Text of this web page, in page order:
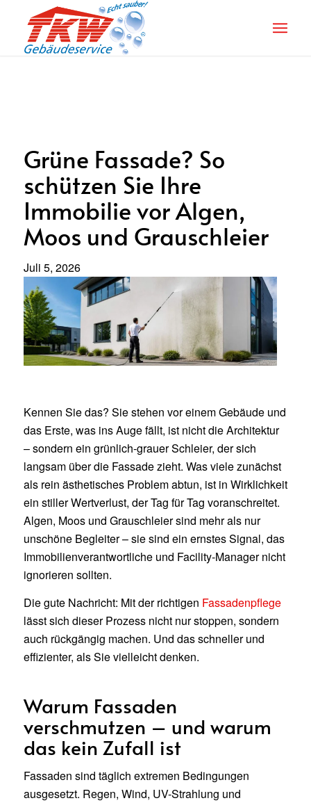
Grüne Fassade? So
schützen Sie Ihre
Immobilie vor Algen,
Moos und Grauschleier
Juli 5, 2026
Kennen Sie das? Sie stehen vor einem Gebäude und
das Erste, was ins Auge fällt, ist nicht die Architektur
– sondern ein grünlich-grauer Schleier, der sich
langsam über die Fassade zieht. Was viele zunächst
als rein ästhetisches Problem abtun, ist in Wirklichkeit
ein stiller Wertverlust, der Tag für Tag voranschreitet.
Algen, Moos und Grauschleier sind mehr als nur
unschöne Begleiter – sie sind ein ernstes Signal, das
Immobilienverantwortliche und Facility-Manager nicht
ignorieren sollten.
Die gute Nachricht: Mit der richtigen Fassadenpflege
lässt sich dieser Prozess nicht nur stoppen, sondern
auch rückgängig machen. Und das schneller und
effizienter, als Sie vielleicht denken.
Warum Fassaden
verschmutzen – und warum
das kein Zufall ist
Fassaden sind täglich extremen Bedingungen
ausgesetzt. Regen, Wind, UV-Strahlung und